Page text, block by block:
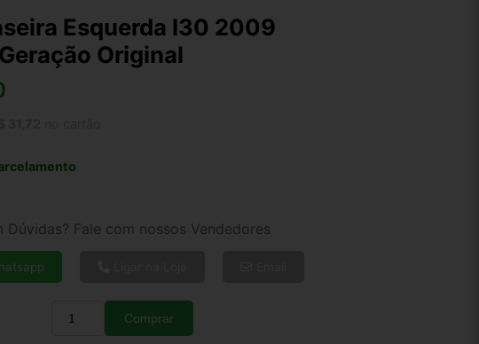
Esquerda I30 2009
Original
Dúvidas? Fale com nossos Vendedores
Quantidade
Comprar